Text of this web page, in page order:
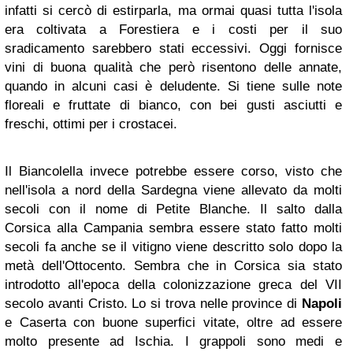
infatti si cercò di estirparla, ma ormai quasi tutta l'isola
era coltivata a Forestiera e i costi per il suo
sradicamento sarebbero stati eccessivi. Oggi fornisce
vini di buona qualità che però risentono delle annate,
quando in alcuni casi è deludente. Si tiene sulle note
floreali e fruttate di bianco, con bei gusti asciutti e
freschi, ottimi per i crostacei.
Il Biancolella invece potrebbe essere corso, visto che
nell'isola a nord della Sardegna viene allevato da molti
secoli con il nome di Petite Blanche. Il salto dalla
Corsica alla Campania sembra essere stato fatto molti
secoli fa anche se il vitigno viene descritto solo dopo la
metà dell'Ottocento. Sembra che in Corsica sia stato
introdotto all'epoca della colonizzazione greca del VII
secolo avanti Cristo. Lo si trova nelle province di Napoli
e Caserta con buone superfici vitate, oltre ad essere
molto presente ad Ischia. I grappoli sono medi e